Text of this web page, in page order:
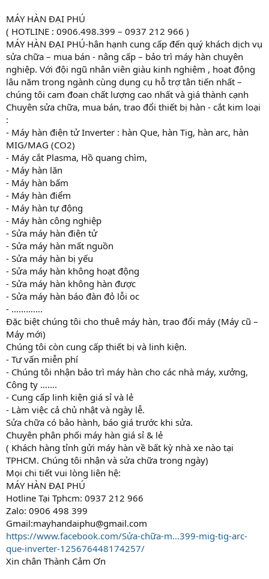
MÁY HÀN ĐẠI PHÚ
( HOTLINE : 0906.498.399 – 0937 212 966 )
MÁY HÀN ĐẠI PHÚ-hân hạnh cung cấp đến quý khách dịch vụ
sửa chữa – mua bán - nâng cấp – bảo trì máy hàn chuyên
nghiệp. Với đội ngũ nhân viên giàu kinh nghiệm , hoạt động
lâu năm trong ngành cùng dụng cụ hỗ trợ tân tiến nhất –
chúng tôi cam đoan chất lượng cao nhất và giá thành cạnh
Chuyên sửa chữa, mua bán, trao đổi thiết bị hàn - cắt kim loại
:
- Máy hàn điện tử Inverter : hàn Que, hàn Tig, hàn arc, hàn
MIG/MAG (CO2)
- Máy cắt Plasma, Hồ quang chìm,
- Máy hàn lăn
- Máy hàn bấm
- Máy hàn điểm
- Máy hàn tự động
- Máy hàn công nghiệp
- Sửa máy hàn điện tử
- Sửa máy hàn mất nguồn
- Sửa máy hàn bị yếu
- Sửa máy hàn không hoạt động
- Sửa máy hàn không hàn được
- Sửa máy hàn báo đàn đỏ lỗi oc
- ………….
Đặc biệt chúng tôi cho thuê máy hàn, trao đổi máy (Máy cũ –
Máy mới)
Chúng tôi còn cung cấp thiết bị và linh kiện.
- Tư vấn miễn phí
- Chúng tôi nhận bảo trì máy hàn cho các nhà máy, xưởng,
Công ty …….
- Cung cấp linh kiện giá sỉ và lẻ
- Làm việc cả chủ nhật và ngày lễ.
Sửa chữa có bảo hành, báo giá trước khi sửa.
Chuyên phân phối máy hàn giá sỉ & lẻ
( Khách hàng tỉnh gửi máy hàn về bất kỳ nhà xe nào tại
TPHCM. Chúng tôi nhận và sửa chữa trong ngày)
Mọi chi tiết vui lòng liên hệ:
MÁY HÀN ĐẠI PHÚ
Hotline Tại Tphcm: 0937 212 966
Zalo: 0906 498 399
Gmail:mayhandaiphu@gmail.com
https://www.facebook.com/Sửa-chữa-m...399-mig-tig-arc-
que-inverter-125676448174257/
Xin chân Thành Cảm Ơn